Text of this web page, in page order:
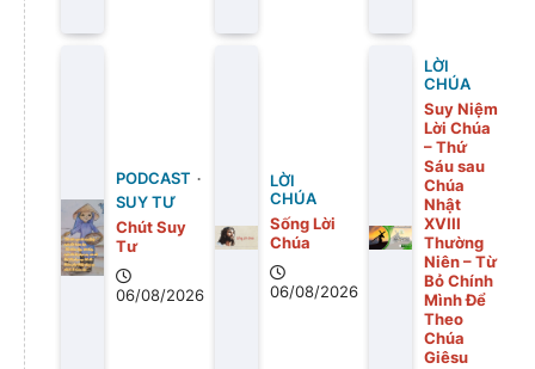
PODCAST
SUY TƯ
Chút Suy
Tư
06/08/2026
LỜI
CHÚA
Sống Lời
Chúa
06/08/2026
LỜI
CHÚA
Suy Niệm
Lời Chúa
– Thứ
Sáu sau
Chúa
Nhật
XVIII
Thường
Niên – Từ
Bỏ Chính
Mình Để
Theo
Chúa
Giêsu